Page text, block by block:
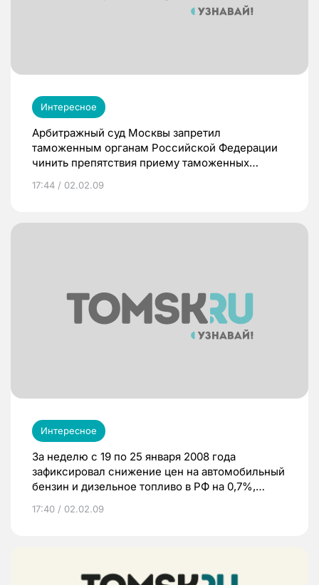
Интересное
Арбитражный суд Москвы запретил
таможенным органам Российской Федерации
чинить препятствия приему таможенных
электронную систему. Это означает, что
уплаты таможенных платежей, должны
17:44 / 02.02.09
Интересное
За неделю с 19 по 25 января 2008 года
зафиксировал снижение цен на автомобильный
бензин и дизельное топливо в РФ на 0,7%,
государственной статистики (Росстат).
17:40 / 02.02.09